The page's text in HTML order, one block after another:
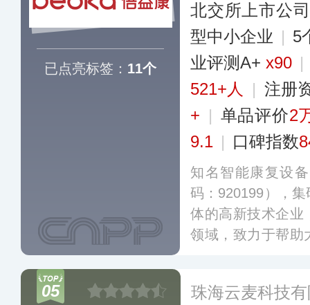
已点亮标签： 11个
北交所上市公司
型中小企业 | 5
业评测A+x90 |
521+人
| 注册
+ | 单品评价2
9.1 | 口碑指数
知名智能康复设
码：920199），
体的高新技术企业
领域，致力于帮助
打理疗仪、颈椎治
05 珠海云麦科技